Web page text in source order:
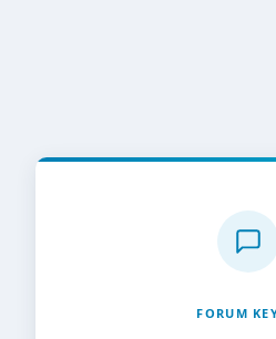
FORUM